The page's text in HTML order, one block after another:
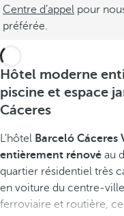
Centre d’appel pour
préférée.
Hôtel moderne
piscine et espace
Cáceres
L'hôtel Barceló Cáceres
entièrement rénové au
quartier résidentiel très
en voiture du centre-
ferroviaire et routière,